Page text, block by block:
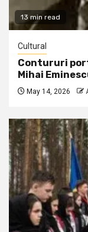
13 min read
Cultural
Contururi
Mihai
May 14, 2026